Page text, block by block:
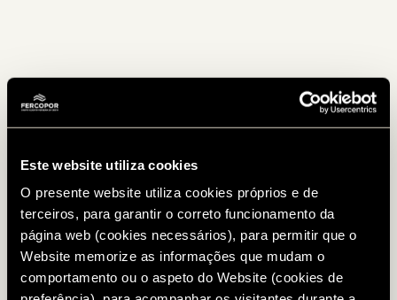
Este website utiliza cookies
O presente website utiliza cookies próprios e de
terceiros, para garantir o correto funcionamento da
página web (cookies necessários), para permitir que o
Website memorize as informações que mudam o
comportamento ou o aspeto do Website (cookies de